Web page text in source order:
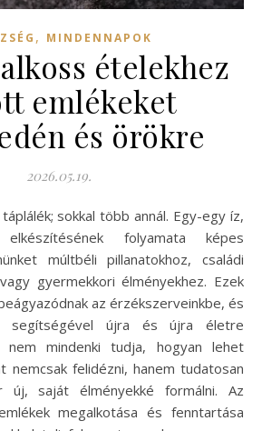
, MINDENNAPOK
ételekhez
emlékeket
és örökre
2026.05.19.
folyamata képes
múltbéli pillanatokhoz, családi
gyermekkori élményekhez. Ezek
az érzékszerveinkbe, és
segítségével újra és újra életre
nem mindenki tudja, hogyan lehet
nemcsak felidézni, hanem tudatosan
új, saját élményekké formálni. Az
megalkotása és fenntartása